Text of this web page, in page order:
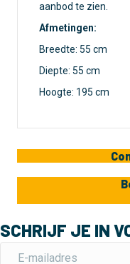
aanbod te zien.
Afmetingen:
Breedte: 55 cm
Diepte: 55 cm
Hoogte: 195 cm
SCHRIJF JE IN